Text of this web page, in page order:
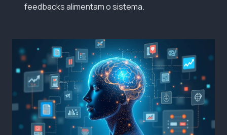
feedbacks alimentam o sistema.